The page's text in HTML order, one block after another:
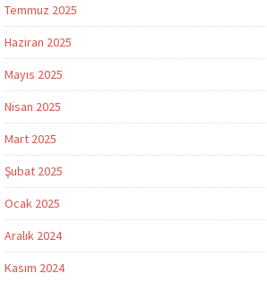
Temmuz 2025
Haziran 2025
Mayıs 2025
Nisan 2025
Mart 2025
Şubat 2025
Ocak 2025
Aralık 2024
Kasım 2024